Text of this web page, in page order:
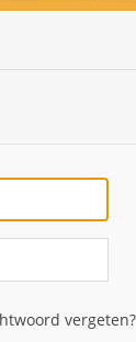
vergeten?